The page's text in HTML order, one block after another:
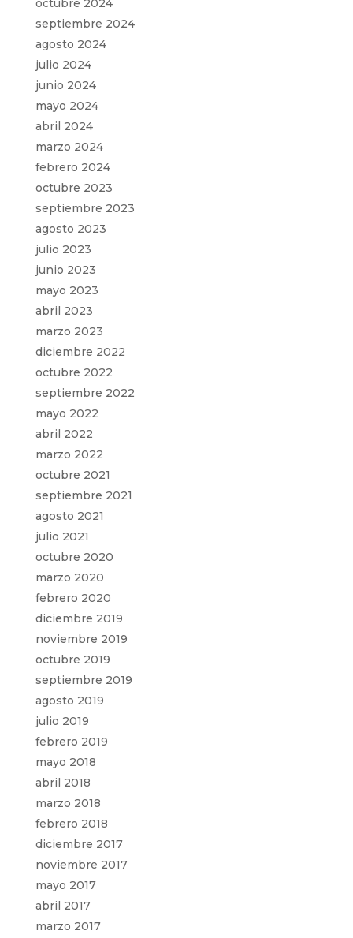
octubre 2024
septiembre 2024
agosto 2024
julio 2024
junio 2024
mayo 2024
abril 2024
marzo 2024
febrero 2024
octubre 2023
septiembre 2023
agosto 2023
julio 2023
junio 2023
mayo 2023
abril 2023
marzo 2023
diciembre 2022
octubre 2022
septiembre 2022
mayo 2022
abril 2022
marzo 2022
octubre 2021
septiembre 2021
agosto 2021
julio 2021
octubre 2020
marzo 2020
febrero 2020
diciembre 2019
noviembre 2019
octubre 2019
septiembre 2019
agosto 2019
julio 2019
febrero 2019
mayo 2018
abril 2018
marzo 2018
febrero 2018
diciembre 2017
noviembre 2017
mayo 2017
abril 2017
marzo 2017